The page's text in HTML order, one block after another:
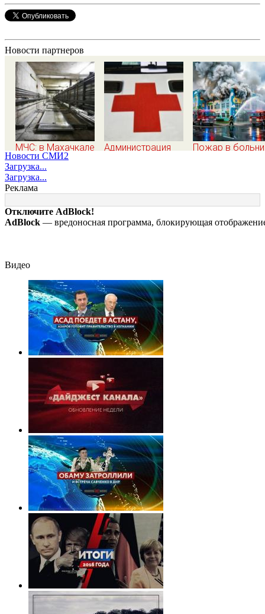
Новости партнеров
МЧС: в Махачкале
сорвался лифт с
пассажирами,
пострадали четыре
человека
Администрация
ничто не угрожает
Пожар в
эвакуация
Новости СМИ2
Загрузка...
Загрузка...
Реклама
Отключите AdBlock!
AdBlock — вредоносная программа, блокирующая
Видео